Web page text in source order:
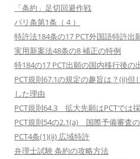
「条約」足切回避作戦
パリ条第1条（４）
特許法184条の17 PCT外国語特許
実用新案法48条の8 補正の特例
特184の17 PCT出願の国内移行後
PCT規則67.1の規定の趣旨は？(ii)
した理由
PCT規則64.3 拡大先願はPCTでは
PCT規則54の2.1(a) 国際予備審査
PCT4条(1)(ii) 広域特許
弁理士試験 条約の攻略方法